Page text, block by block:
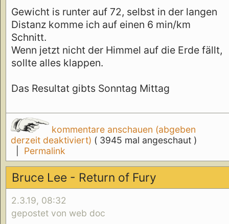
Gewicht is runter auf 72, selbst in der langen
Distanz komme ich auf einen 6 min/km
Schnitt.
Wenn jetzt nicht der Himmel auf die Erde fällt,
sollte alles klappen.
Das Resultat gibts Sonntag Mittag
kommentare anschauen (abgeben
derzeit deaktiviert) ( 3945 mal angeschaut )
Permalink
Bruce Lee - Return of Fury
2.3.19, 08:32
gepostet von web doc